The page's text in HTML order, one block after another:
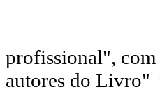
profissional", com
autores do Livro"